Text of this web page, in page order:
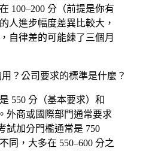
100–200 分（前提是你有
人進步幅度差異比較大，
自律差的可能練了三個月
？公司要求的標準是什麼？
550 分（基本要求）和
外商或國際部門通常要求
試加分門檻通常是 750
同，大多在 550–600 分之